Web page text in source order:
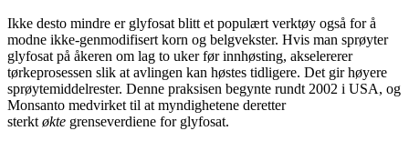
Ikke desto mindre er glyfosat blitt et populært verktøy også for å
modne ikke-genmodifisert korn og belgvekster. Hvis man sprøyter
glyfosat på åkeren om lag to uker før innhøsting, akselererer
tørkeprosessen slik at avlingen kan høstes tidligere. Det gir høyere
sprøytemiddelrester. Denne praksisen begynte rundt 2002 i USA, og
Monsanto medvirket til at myndighetene deretter
sterkt økte grenseverdiene for glyfosat.